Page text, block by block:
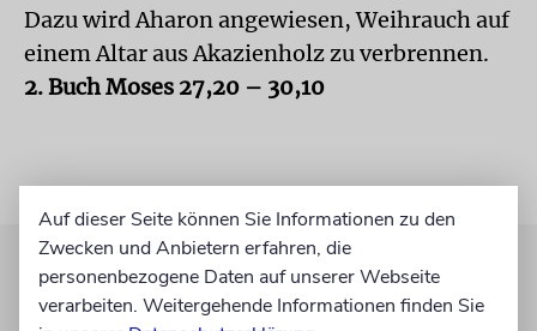
Dazu wird Aharon angewiesen, Weihrauch auf
einem Altar aus Akazienholz zu verbrennen.
2. Buch Moses 27,20 – 30,10
Auf dieser Seite können Sie Informationen zu den
Zwecken und Anbietern erfahren, die
personenbezogene Daten auf unserer Webseite
verarbeiten. Weitergehende Informationen finden Sie